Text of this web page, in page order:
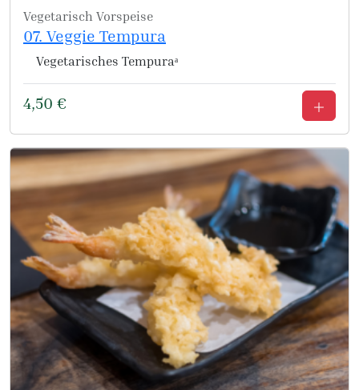
Vegetarisch Vorspeise
07. Veggie Tempura
Vegetarisches Tempuraᵃ
4,50 €